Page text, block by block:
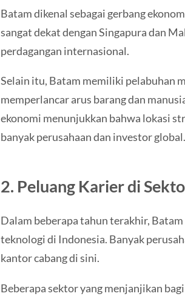
Batam dikenal sebagai gerbang
sangat dekat dengan Singapura dan
perdagangan internasional.
Selain itu, Batam memiliki pelabuhan
memperlancar arus barang dan
ekonomi menunjukkan bahwa lokasi
banyak perusahaan dan investor global.
2. Peluang Karier di
Dalam beberapa tahun terakhir,
teknologi di Indonesia. Banyak
kantor cabang di sini.
Beberapa sektor yang menjanjikan